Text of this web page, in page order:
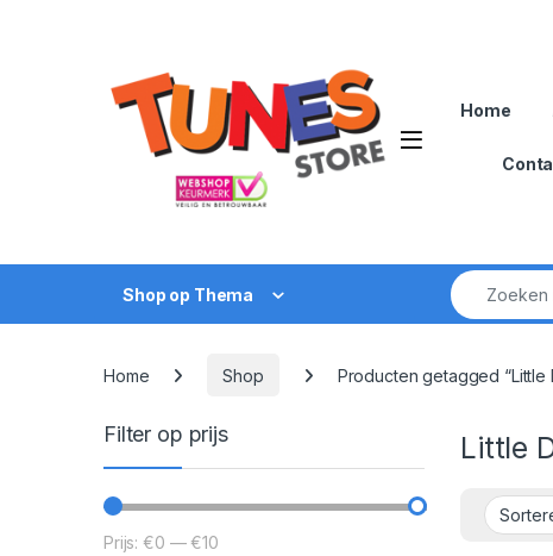
Open
Home
Shop op Thema
Zoek naar:
Home Shop Producten getagged “Little
Little
Filter op prijs
Min. prijs
Max. prijs
Prijs: €0 — €10